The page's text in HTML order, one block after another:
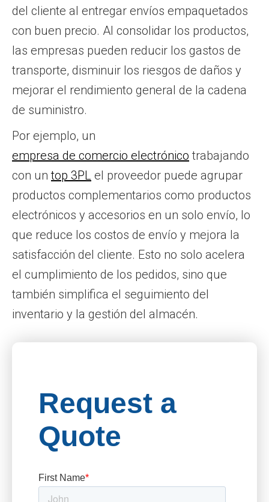
del cliente al entregar envíos empaquetados
con buen precio. Al consolidar los productos,
las empresas pueden reducir los gastos de
transporte, disminuir los riesgos de daños y
mejorar el rendimiento general de la cadena
de suministro.
Por ejemplo, un
empresa de comercio electrónico trabajando
con untop 3PL el proveedor puede agrupar
productos complementarios como productos
electrónicos y accesorios en un solo envío, lo
que reduce los costos de envío y mejora la
satisfacción del cliente. Esto no solo acelera
el cumplimiento de los pedidos, sino que
también simplifica el seguimiento del
inventario y la gestión del almacén.